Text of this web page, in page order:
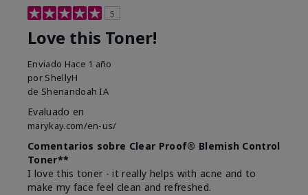
5
Love this Toner!
Enviado Hace 1 año
por ShellyH
de Shenandoah IA
Evaluado en
marykay.com/en-us/
Comentarios sobre Clear Proof® Blemish Control
Toner**
I love this toner - it really helps with acne and to
make my face feel clean and refreshed.